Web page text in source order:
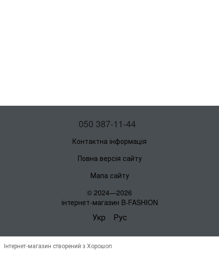
050 387-11-44
Контактна інформація
Повна версія сайту
Мапа сайту
© 2024—2026
інтернет-магазин B-FASHION
Укр Рус
Інтернет-магазин створений з Хорошоп